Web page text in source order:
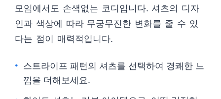
모임에서도 손색없는 코디입니다. 셔츠의 디자
인과 색상에 따라 무궁무진한 변화를 줄 수 있
다는 점이 매력적입니다.
스트라이프 패턴의 셔츠를 선택하여 경쾌한 느
낌을 더해보세요.